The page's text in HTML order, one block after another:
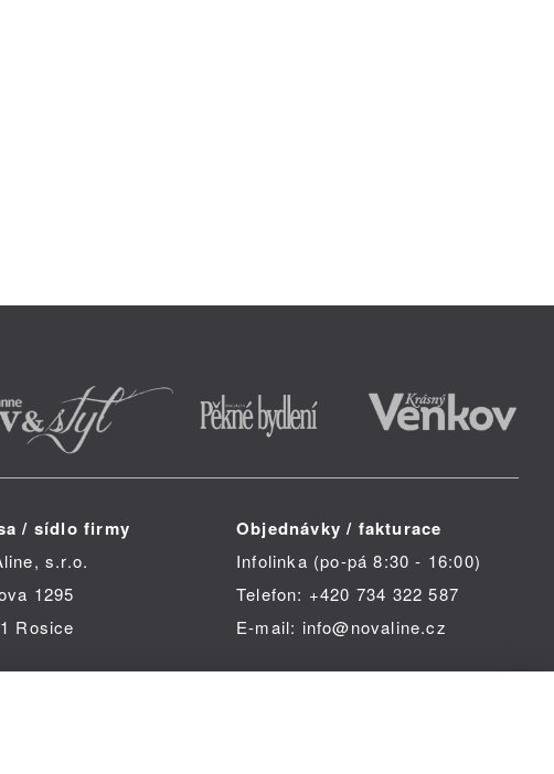
/ sídlo firmy
s.r.o.
1295
Rosice
Objednávky / fakturace
Infolinka (po-pá 8:30 - 16:00)
Telefon: +420 734 322 587
E-mail: info@novaline.cz